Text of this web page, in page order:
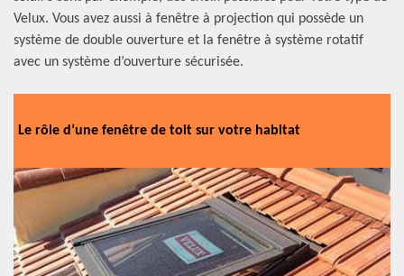
Velux. Vous avez aussi à fenêtre à projection qui possède un
système de double ouverture et la fenêtre à système rotatif
avec un système d’ouverture sécurisée.
Le rôle d’une fenêtre de toit sur votre habitat